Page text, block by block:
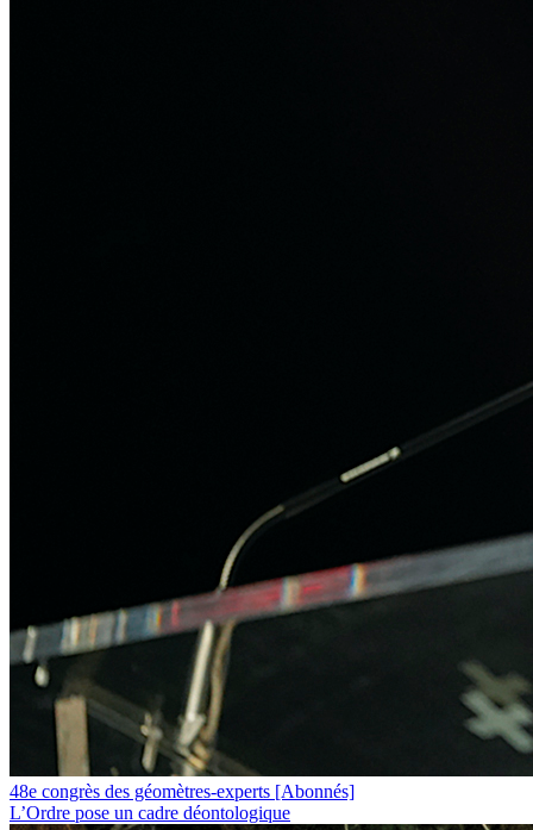
48e congrès des géomètres-experts [Abonnés]
L’Ordre pose un cadre déontologique